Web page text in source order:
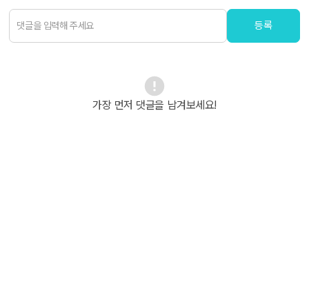
등록
가장 먼저 댓글을 남겨보세요!